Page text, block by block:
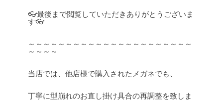
👓最後まで閲覧していただきありがとうございま
す👓
～～～～～～～～～～～～～～～～～～～～～～
～～～～
当店では、他店様で購入されたメガネでも、
丁寧に型崩れのお直し掛け具合の再調整を致しま